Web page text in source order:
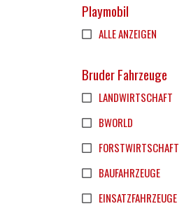
Playmobil
ALLE ANZEIGEN
Bruder Fahrzeuge
LANDWIRTSCHAFT
BWORLD
FORSTWIRTSCHAFT
BAUFAHRZEUGE
EINSATZFAHRZEUGE